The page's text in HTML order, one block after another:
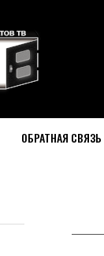
ОБРАТНАЯ СВЯЗЬ